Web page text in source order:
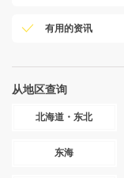
有用的资讯
从地区查询
北海道・东北
东海